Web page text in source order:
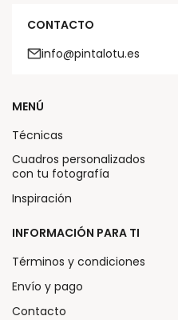
CONTACTO
info@pintalotu.es
MENÚ
Técnicas
Cuadros personalizados
con tu fotografía
Inspiración
INFORMACIÓN PARA TI
Términos y condiciones
Envío y pago
Contacto